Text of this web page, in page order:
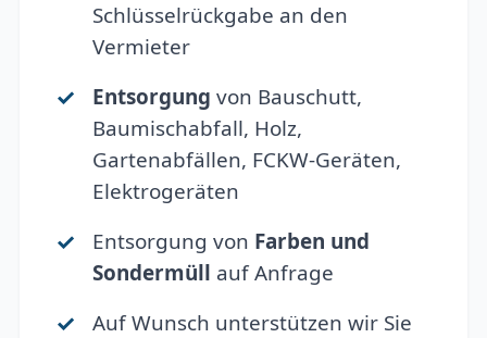
Schlüsselrückgabe an den
Vermieter
Entsorgung von Bauschutt,
Baumischabfall, Holz,
Gartenabfällen, FCKW-Geräten,
Elektrogeräten
Entsorgung von Farben und
Sondermüll auf Anfrage
Auf Wunsch unterstützen wir Sie